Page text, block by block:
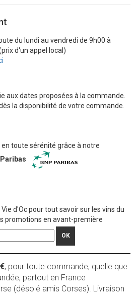
du lundi au vendredi de 9h00 à
d'un appel local)
aux dates proposées à la commande.
la disponibilité de votre commande.
toute sérénité grâce à notre
Paribas
d'Oc pour tout savoir sur les vins du
promotions en avant-première
OK
, pour toute commande, quelle que
partout en France
(désolé amis Corses). Livraison